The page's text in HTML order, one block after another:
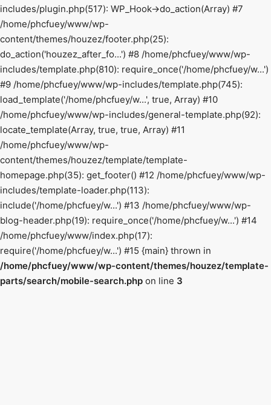
includes/plugin.php(517): WP_Hook->do_action(Array) #7
/home/phcfuey/www/wp-
content/themes/houzez/footer.php(25):
do_action('houzez_after_fo...') #8 /home/phcfuey/www/wp-
includes/template.php(810): require_once('/home/phcfuey/w...')
#9 /home/phcfuey/www/wp-includes/template.php(745):
load_template('/home/phcfuey/w...', true, Array) #10
/home/phcfuey/www/wp-includes/general-template.php(92):
locate_template(Array, true, true, Array) #11
/home/phcfuey/www/wp-
content/themes/houzez/template/template-
homepage.php(35): get_footer() #12 /home/phcfuey/www/wp-
includes/template-loader.php(113):
include('/home/phcfuey/w...') #13 /home/phcfuey/www/wp-
blog-header.php(19): require_once('/home/phcfuey/w...') #14
/home/phcfuey/www/index.php(17):
require('/home/phcfuey/w...') #15 {main} thrown in
/home/phcfuey/www/wp-content/themes/houzez/template-
parts/search/mobile-search.php on line 3